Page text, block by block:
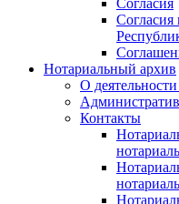
Согласия
Нотариальный архив
О
Контакты